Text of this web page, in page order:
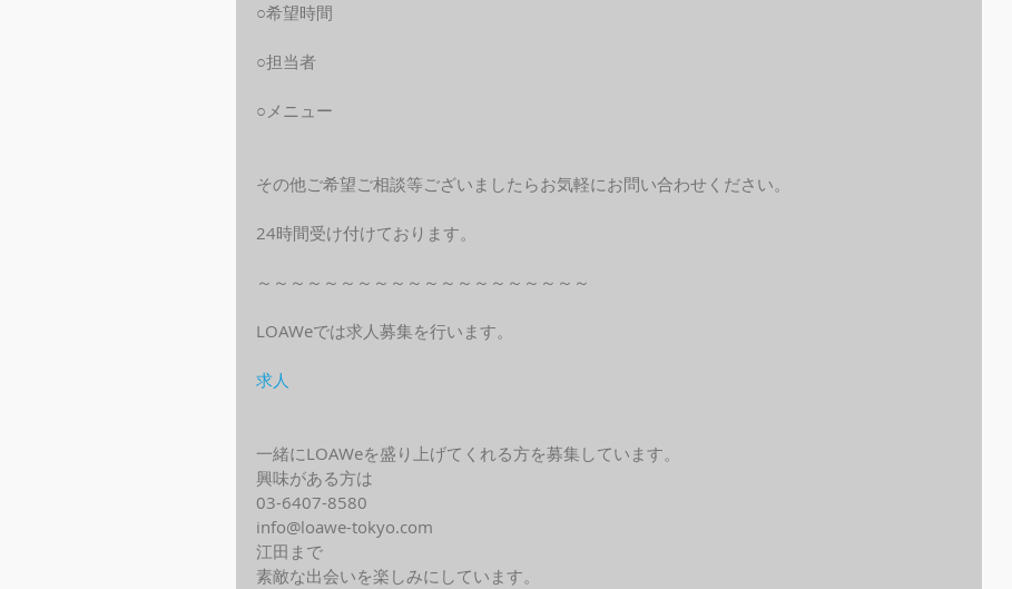
○希望時間
○担当者
○メニュー
その他ご希望ご相談等ございましたらお気軽にお問い合わせください。
24時間受け付けております。
～～～～～～～～～～～～～～～～～～～～
LOAWeでは求人募集を行います。
求人
一緒にLOAWeを盛り上げてくれる方を募集しています。
興味がある方は
03-6407-8580
info@loawe-tokyo.com
江田まで
素敵な出会いを楽しみにしています。